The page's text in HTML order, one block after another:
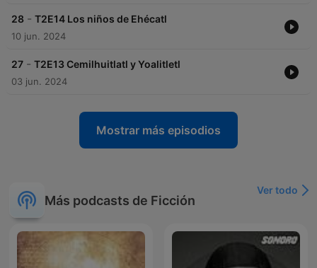
28 - T2E14 Los niños de Ehécatl
10 jun. 2024
27 - T2E13 Cemilhuitlatl y Yoalitletl
03 jun. 2024
Mostrar más episodios
Más podcasts de Ficción
Ver todo